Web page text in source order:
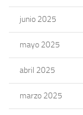
junio 2025
mayo 2025
abril 2025
marzo 2025